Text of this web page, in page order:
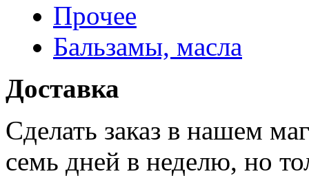
Прочее
Бальзамы, масла
Доставка
Сделать заказ в нашем
семь дней в неделю, но